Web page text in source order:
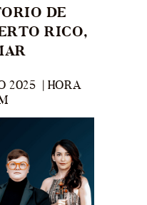
DE
RICO,
2025 | HORA